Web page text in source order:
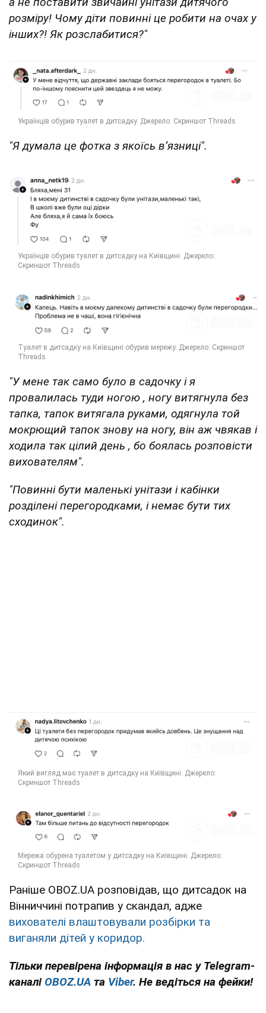
розміру! Чому діти повинні це робити на очах у
інших?! Як розслабитися?"
"Я думала це фотка з якоїсь вʼязниці".
"У мене так само було в садочку і я
провалилась туди ногою , ногу витягнула без
тапка, тапок витягала руками, одягнула той
мокрющий тапок знову на ногу, він аж чвякав і
ходила так цілий день , бо боялась розповісти
вихователям".
"Повинні бути маленькі унітази і кабінки
розділені перегородками, і немає бути тих
сходинок".
Раніше OBOZ.UA розповідав, що дитсадок на
Вінниччині потрапив у скандал, адже
вихователі влаштовували розбірки та
виганяли дітей у коридор.
Тільки перевірена інформація в нас у Telegram-
каналі OBOZ.UA та Viber. Не ведіться на фейки!